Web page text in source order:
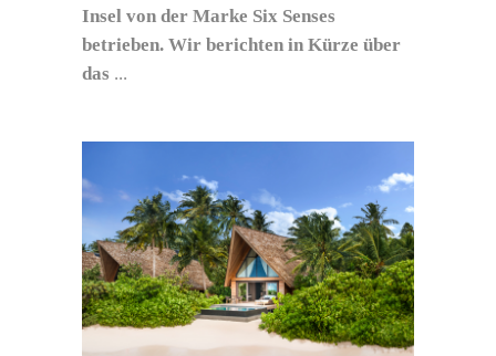
Insel von der Marke Six Senses
betrieben. Wir berichten in Kürze über
das